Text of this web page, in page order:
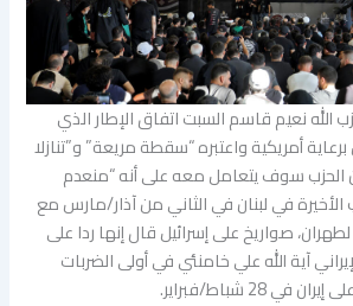
الله نعيم قاسم السبت اتفاق الإطار الذي
أمريكية واعتبره “سقطة مريعة” و”تنازلا
الحزب سوف يتعامل معه على أنه “منعدم
الأخيرة في لبنان في الثاني من آذار/مارس مع
صواريخ على إسرائيل قال إنها ردا على
آية الله علي خامنئي في أولى الضربات
28 شباط/فبراير.